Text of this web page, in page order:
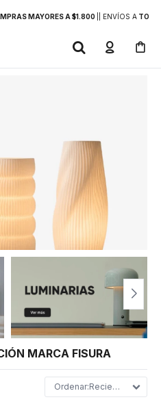
MAYORES A $1.800 | ENVÍOS ATODO
MARCA FISURA
Recientes